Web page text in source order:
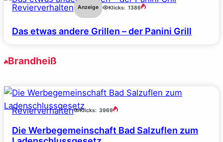
Revierverhalten Anzeige Klicks: 1386
Das etwas andere Grillen – der Panini Grill
Brandheiß
Revierverhalten Klicks: 3969
Die Werbegemeinschaft Bad Salzuflen zum